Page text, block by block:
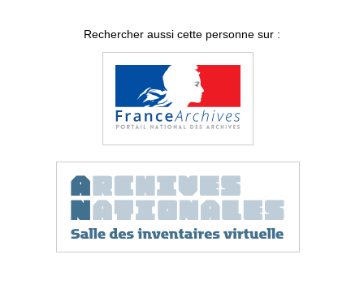
Rechercher aussi cette personne sur :